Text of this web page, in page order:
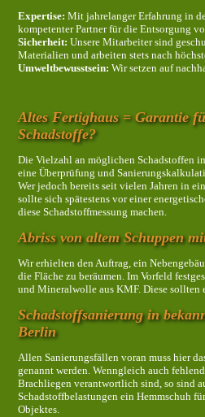
Expertise: Mit jahrelanger Erfahrung in
kompetenter Partner für die Entsorgung
Sicherheit: Unsere Mitarbeiter sind
Materialien und arbeiten stets nach
Umweltbewusstsein: Wir setzen auf
Altes Fertighaus = Garantie
Schadstoffe?
Die Vielzahl an möglichen Schadstoffen
eine Überprüfung und
Wer jedoch bereits seit vielen Jahren in
sollte sich spätestens vor einer
diese Schadstoffmessung machen.
Abriss von altem Schuppen
Wir erhielten den Auftrag, ein
die Fläche zu beräumen. Im Vorfeld
und Mineralwolle aus KMF. Diese sollten
Schadstoffsanierung in
Berlin
Allen Sanierungsfällen voran muss hier
genannt werden. Wenngleich auch
Brachliegen verantwortlich sind, so sind
Schadstoffbelastungen ein Hemmschuh
Objektes.